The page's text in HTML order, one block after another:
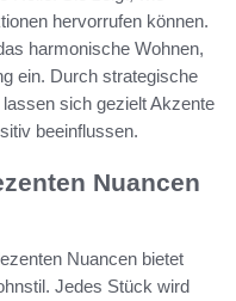
hervorrufen können.
harmonische Wohnen,
ein. Durch strategische
sich gezielt Akzente
beeinflussen.
Nuancen
Nuancen bietet
Jedes Stück wird